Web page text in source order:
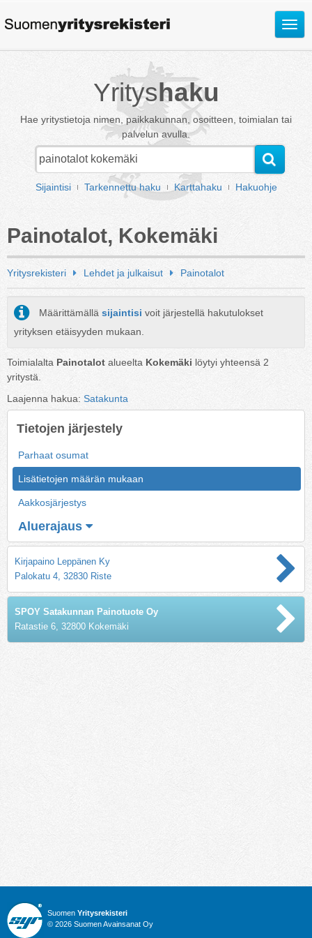
Avaa
Yrityshaku
Hae yritystietoja nimen, paikkakunnan, osoitteen, toimialan tai
palvelun avulla.
Sijaintisi Tarkennettu haku Karttahaku Hakuohje
Painotalot, Kokemäki
Yritysrekisteri Lehdet ja julkaisut Painotalot
Määrittämällä sijaintisi voit järjestellä hakutulokset
yrityksen etäisyyden mukaan.
Toimialalta Painotalot alueelta Kokemäki löytyi yhteensä 2
yritystä.
Laajenna hakua: Satakunta
Tietojen järjestely
Parhaat osumat
Lisätietojen määrän mukaan
Aakkosjärjestys
Aluerajaus
Kirjapaino Leppänen Ky
Palokatu 4, 32830 Riste
SPOY Satakunnan Painotuote Oy
Ratastie 6, 32800 Kokemäki
Suomen Yritysrekisteri
© 2026 Suomen Avainsanat Oy